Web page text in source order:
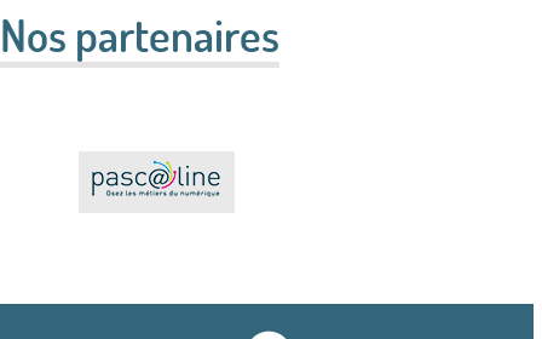
Nos partenaires